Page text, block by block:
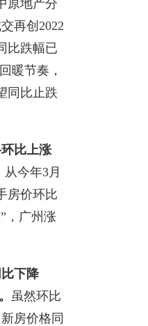
原地产分
再创2022
比跌幅已
暖节奏，
同比止跌
比上涨
从今年3月
房价环比
，广州涨
下降
虽然环比
房价格同